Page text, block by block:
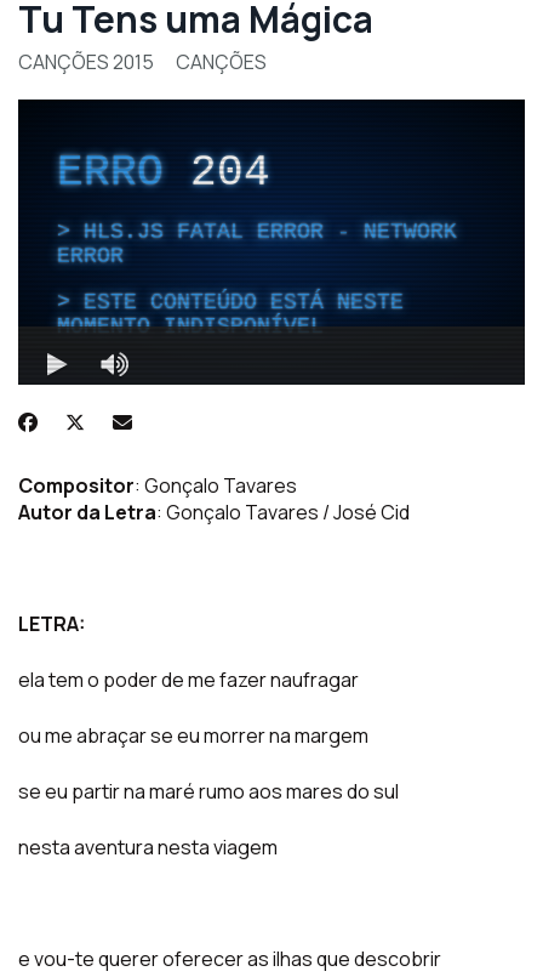
Tu Tens uma Mágica
CANÇÕES 2015 CANÇÕES
Compositor: Gonçalo Tavares
Autor da Letra: Gonçalo Tavares / José Cid
LETRA:
ela tem o poder de me fazer naufragar
ou me abraçar se eu morrer na margem
se eu partir na maré rumo aos mares do sul
nesta aventura nesta viagem
e vou-te querer oferecer as ilhas que descobrir